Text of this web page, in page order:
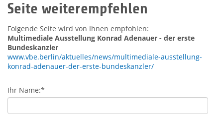
Seite weiterempfehlen
Folgende Seite wird von Ihnen empfohlen:
Multimediale Ausstellung Konrad Adenauer - der erste
Bundeskanzler
www.vbe.berlin/aktuelles/news/multimediale-ausstellung-
konrad-adenauer-der-erste-bundeskanzler/
Ihr Name:*